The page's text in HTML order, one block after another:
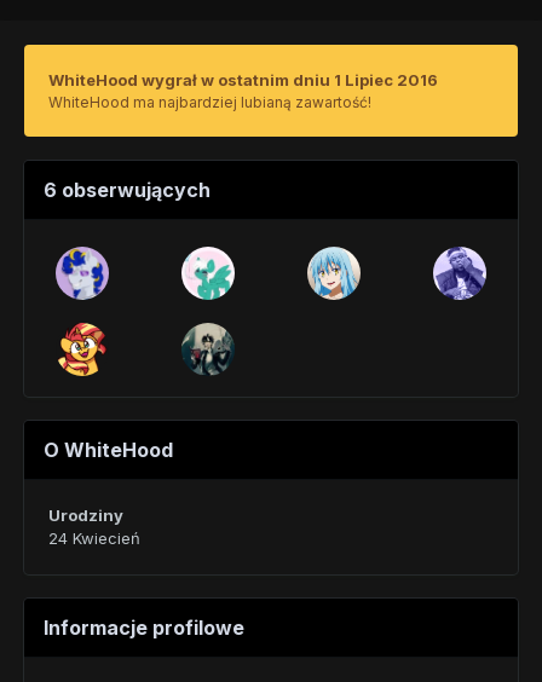
WhiteHood wygrał w ostatnim dniu 1 Lipiec 2016
WhiteHood ma najbardziej lubianą zawartość!
6 obserwujących
O WhiteHood
Urodziny
24 Kwiecień
Informacje profilowe